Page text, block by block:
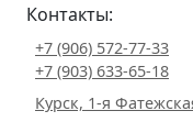
Контакты:
+7 (906) 572-77-33
+7 (903) 633-65-18
Курск, 1-я